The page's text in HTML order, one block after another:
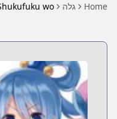
Home גלה wo!